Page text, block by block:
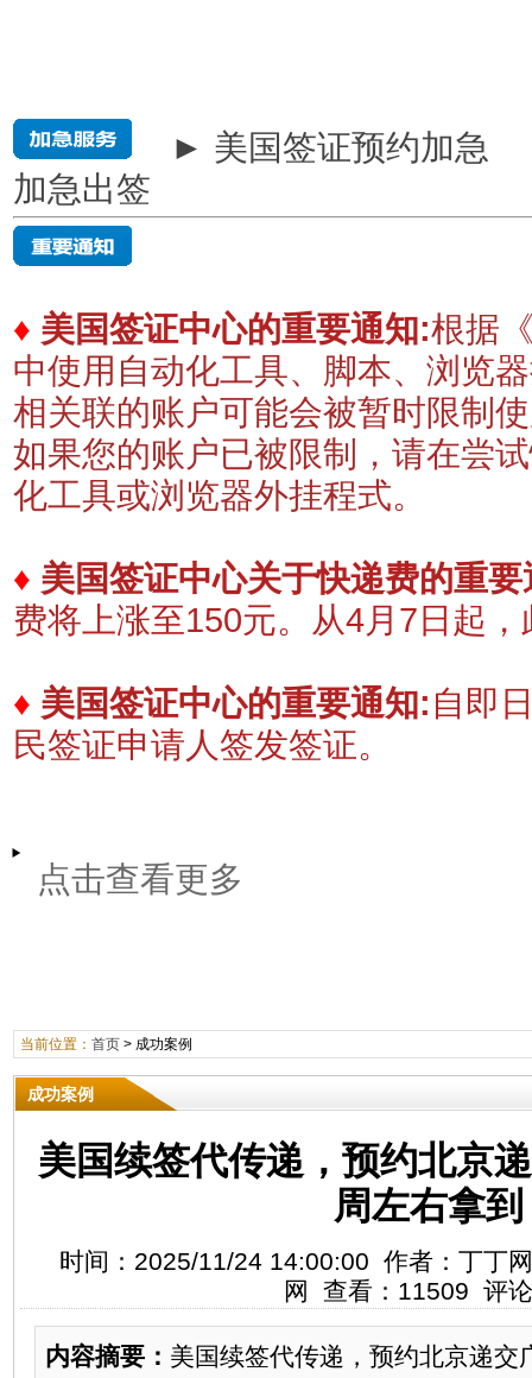
► 美国签证预约加急
加急出签
♦ 美国签证中心的重要通知:根据
中使用自动化工具、脚本、浏览
相关联的账户可能会被暂时限制
如果您的账户已被限制，请在尝
化工具或浏览器外挂程式。
♦ 美国签证中心关于快递费的重
费将上涨至150元。
从4月7日起
♦ 美国签证中心的重要通知: 自即
民签证申请人签发签证。
点击查看更多
当前位置： 首页> 成功案例
成功案例
美国续签代传递，预约北京
周左右拿到
时间：2025/11/24 14:00:00 作者：丁丁
网 查看：11509 评
内容摘要： 美国续签代传递，预约北京递交